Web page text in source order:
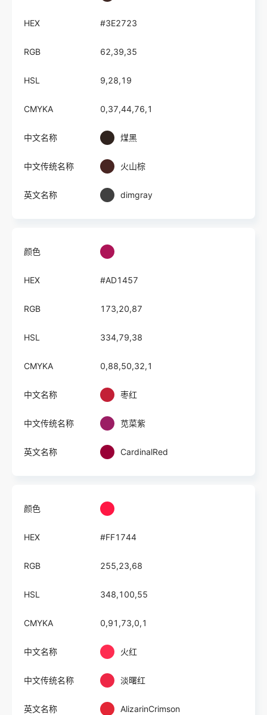
HEX #3E2723
RGB 62,39,35
HSL 9,28,19
CMYKA 0,37,44,76,1
中文名称 煤黑
中文传统名称 火山棕
英文名称 dimgray
颜色
HEX #AD1457
RGB 173,20,87
HSL 334,79,38
CMYKA 0,88,50,32,1
中文名称 枣红
中文传统名称 苋菜紫
英文名称 CardinalRed
颜色
HEX #FF1744
RGB 255,23,68
HSL 348,100,55
CMYKA 0,91,73,0,1
中文名称 火红
中文传统名称 淡曙红
英文名称 AlizarinCrimson